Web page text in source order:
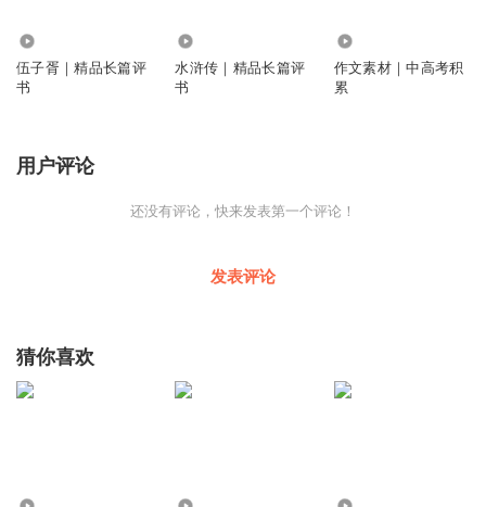
伍子胥｜精品长篇评
书
水浒传｜精品长篇评
书
作文素材｜中高考积
累
用户评论
还没有评论，快来发表第一个评论！
发表评论
猜你喜欢